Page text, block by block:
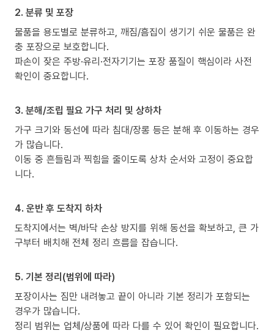
2. 분류 및 포장
물품을 용도별로 분류하고, 깨짐/흠집이 생기기 쉬운 물품은 완
충 포장으로 보호합니다.
파손이 잦은 주방·유리·전자기기는 포장 품질이 핵심이라 사전
확인이 중요합니다.
3. 분해/조립 필요 가구 처리 및 상하차
가구 크기와 동선에 따라 침대/장롱 등은 분해 후 이동하는 경우
가 많습니다.
이동 중 흔들림과 찍힘을 줄이도록 상차 순서와 고정이 중요합
니다.
4. 운반 후 도착지 하차
도착지에서는 벽/바닥 손상 방지를 위해 동선을 확보하고, 큰 가
구부터 배치해 전체 정리 흐름을 잡습니다.
5. 기본 정리(범위에 따라)
포장이사는 짐만 내려놓고 끝이 아니라 기본 정리가 포함되는
경우가 많습니다.
정리 범위는 업체/상품에 따라 다를 수 있어 확인이 필요합니다.